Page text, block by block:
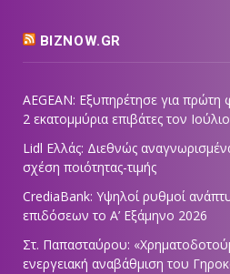
BIZNOW.GR
AEGEAN: Εξυπηρέτησε για
2 εκατομμύρια επιβάτες τον
Lidl Ελλάς: Διεθνώς
σχέση ποιότητας-τιμής
CrediaBank: Υψηλοί ρυθμοί
επιδόσεων το Α’ Εξάμηνο 2026
Στ. Παπασταύρου:
ενεργειακή αναβάθμιση του